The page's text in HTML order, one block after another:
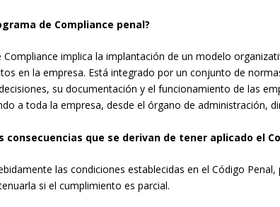
de Compliance penal?
Compliance implica la implantación de un modelo
en la empresa. Está integrado por un conjunto de
su documentación y el funcionamiento de las
a toda la empresa, desde el órgano de administración,
consecuencias que se derivan de tener aplicado el
las condiciones establecidas en el Código
si el cumplimiento es parcial.